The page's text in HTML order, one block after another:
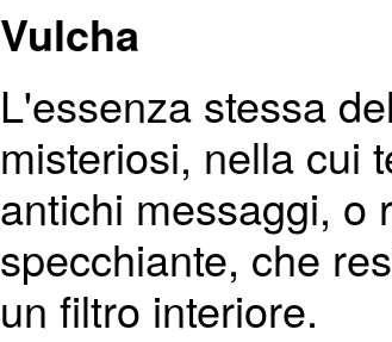
Vulcha
L'essenza stessa
misteriosi, nella cui
antichi messaggi, o
specchiante, che
un filtro interiore.